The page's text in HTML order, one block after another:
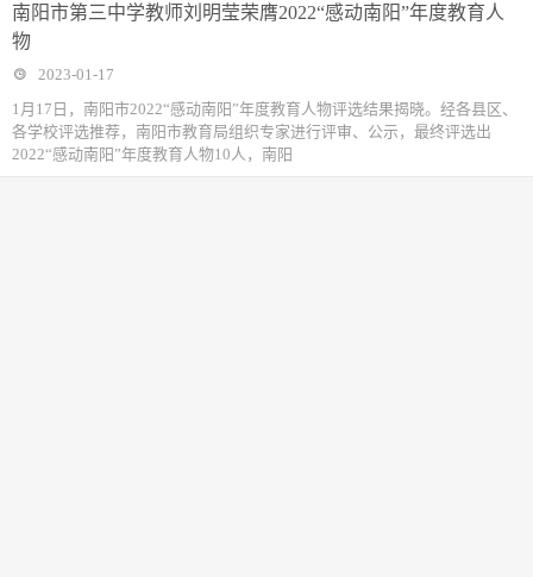
南阳市第三中学教师刘明莹荣膺2022“感动南阳”年度教育人
物
2023-01-17
1月17日，南阳市2022“感动南阳”年度教育人物评选结果揭晓。经各县区、
各学校评选推荐，南阳市教育局组织专家进行评审、公示，最终评选出
2022“感动南阳”年度教育人物10人，南阳